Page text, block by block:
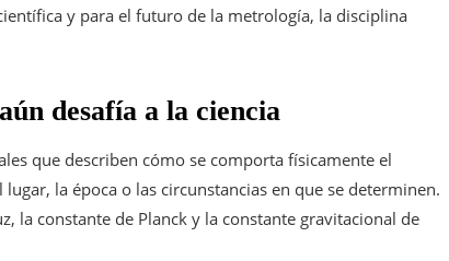
y para el futuro de la metrología, la disciplina
desafía a la ciencia
que describen cómo se comporta físicamente el
la época o las circunstancias en que se determinen.
la constante de Planck y la constante gravitacional de